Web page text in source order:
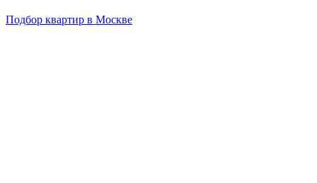
Подбор квартир в Москве